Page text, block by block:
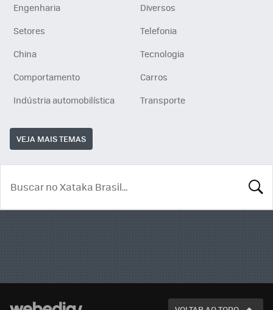
Engenharia
Diversos
Setores
Telefonia
China
Tecnologia
Comportamento
Carros
Indústria automobilística
Transporte
VEJA MAIS TEMAS